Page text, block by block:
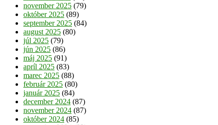
november 2025 (79)
október 2025 (89)
september 2025 (84)
august 2025 (80)
júl 2025 (79)
jún 2025 (86)
máj 2025 (91)
apríl 2025 (83)
marec 2025 (88)
február 2025 (80)
január 2025 (84)
december 2024 (87)
november 2024 (87)
október 2024 (85)